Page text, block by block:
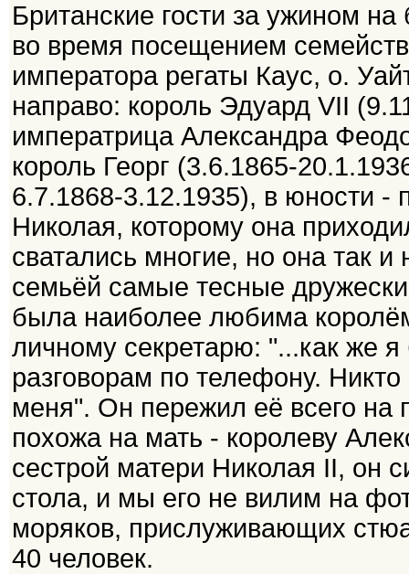
Британские гости за ужином
во время посещением
императора регаты Каус, о.
направо: король Эдуард VII
императрица Александра
король Георг (3.6.1865-
6.7.1868-3.12.1935), в юности -
Николая, которому она
сватались многие, но она так
семьёй самые тесные
была наиболее любима
личному секретарю: "...как же
разговорам по телефону.
меня". Он пережил её всего на
похожа на мать - королеву
сестрой матери Николая II, он
стола, и мы его не вилим на
моряков, прислуживающих
40 человек.